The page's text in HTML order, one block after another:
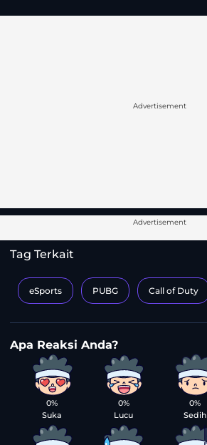
Advertisement
Advertisement
Tag Terkait
eSports PUBG Call of Duty
0%
Suka
0%
Lucu
0%
Sedih